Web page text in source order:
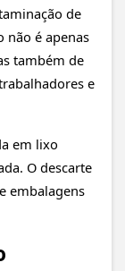
de
não é apenas
também de
e
em lixo
O descarte
embalagens